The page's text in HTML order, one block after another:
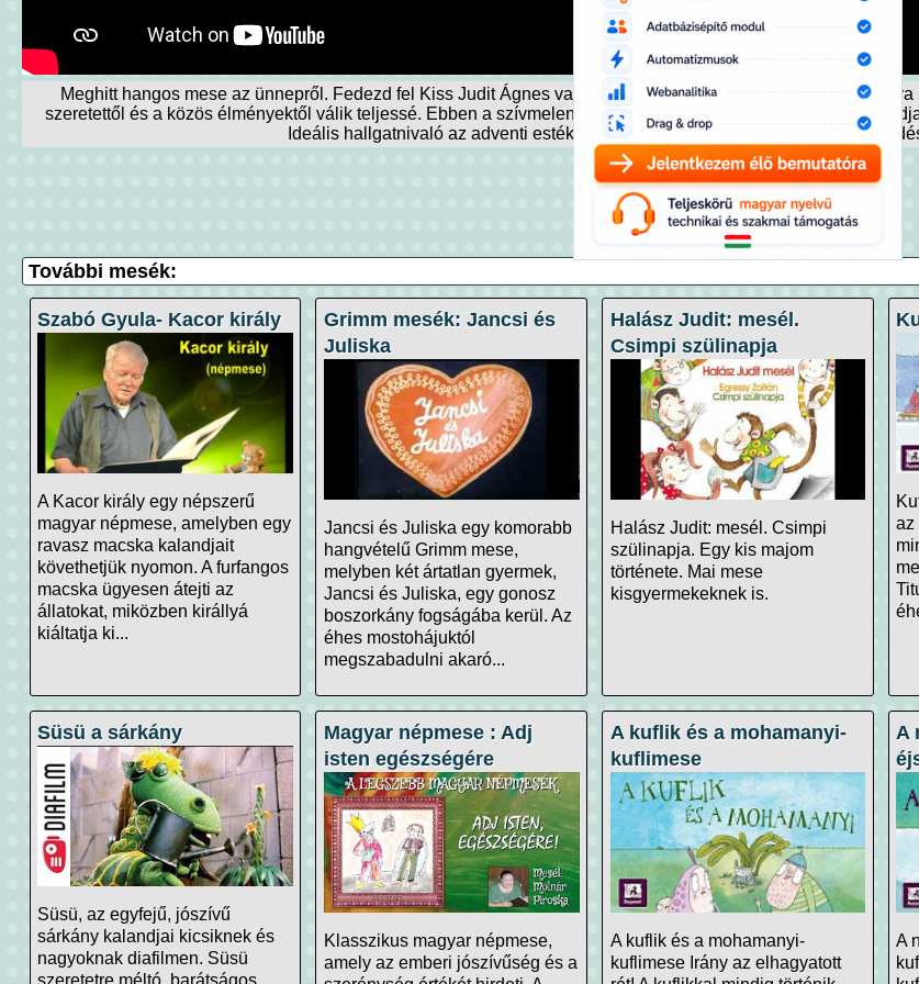
Meghitt hangos mese az ünnepről. Fedezd fel Kiss Judit Ágnes varázslatos történetét! A Babaróka
szeretettől és a közös élményektől válik teljessé. Ebben a szívmelengető hangos mesében Babaróka és
Ideális hallgatnivaló az adventi estékre, amely segít a kicsiknek az
További mesék:
Szabó Gyula- Kacor király
A Kacor király egy népszerű
magyar népmese, amelyben egy
ravasz macska kalandjait
követhetjük nyomon. A furfangos
macska ügyesen átejti az
állatokat, miközben királlyá
kiáltatja ki...
Grimm mesék: Jancsi és
Juliska
Jancsi és Juliska egy komorabb
hangvételű Grimm mese,
melyben két ártatlan gyermek,
Jancsi és Juliska, egy gonosz
boszorkány fogságába kerül. Az
éhes mostohájuktól
megszabadulni akaró...
Halász Judit: mesél.
Csimpi szülinapja
Halász Judit: mesél. Csimpi
szülinapja. Egy kis majom
története. Mai mese
kisgyermekeknek is.
az
Süsü a sárkány
Süsü, az egyfejű, jószívű
sárkány kalandjai kicsiknek és
nagyoknak diafilmen. Süsü
szeretetre méltó, barátságos
Magyar népmese : Adj
isten egészségére
Klasszikus magyar népmese,
amely az emberi jószívűség és a
A kuflik és a mohamanyi-
kuflimese
A kuflik és a mohamanyi-
kuflimese Irány az elhagyatott
A
A